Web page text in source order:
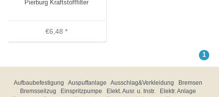
Pierburg Kraftstofffilter
€6,48 *
1
Aufbaubefestigung Auspuffanlage Ausschlag&Verkleidung
Bremsen
Bremsseilzug
Einspritzpumpe Elekt. Ausr. u. Instr.
Elektr. Anlage